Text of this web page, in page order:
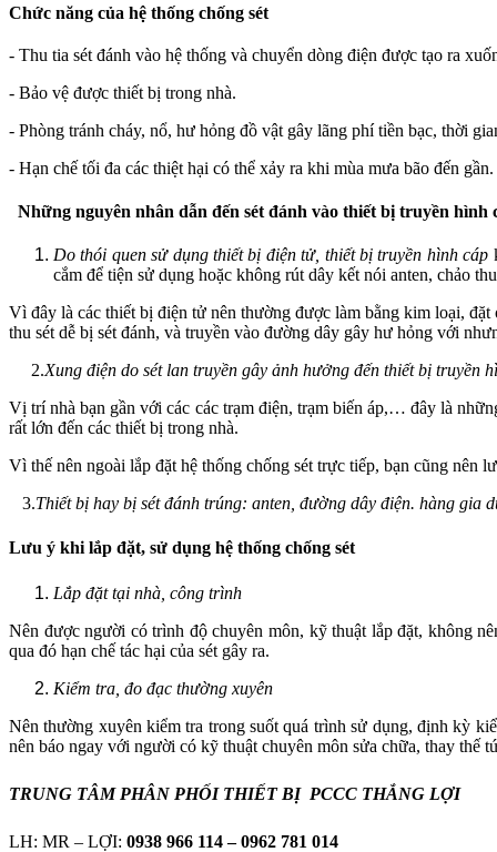
Chức năng của hệ thống chống sét
- Thu tia sét đánh vào hệ thống và chuyển dòng điện được tạo ra
- Bảo vệ được thiết bị trong nhà.
- Phòng tránh cháy, nổ, hư hỏng đồ vật gây lãng phí tiền bạc, thời
- Hạn chế tối đa các thiệt hại có thể xảy ra khi mùa mưa bão đến gần.
Những nguyên nhân dẫn đến sét đánh vào thiết bị truyền hình
Do thói quen sử dụng thiết bị điện tử, thiết bị truyền hình cáp
cắm để tiện sử dụng hoặc không rút dây kết nói anten, chảo
Vì đây là các thiết bị điện tử nên thường được làm bằng kim loại,
thu sét dễ bị sét đánh, và truyền vào đường dây gây hư hỏng với
2.Xung điện do sét lan truyền gây ảnh hưởng đến thiết bị truyền
Vị trí nhà bạn gần với các các trạm điện, trạm biến áp,… đây là
rất lớn đến các thiết bị trong nhà.
Vì thế nên ngoài lắp đặt hệ thống chống sét trực tiếp, bạn cũng nên
3.Thiết bị hay bị sét đánh trúng: anten, đường dây điện. hàng gia
Lưu ý khi lắp đặt, sử dụng hệ thống chống sét
Lắp đặt tại nhà, công trình
Nên được người có trình độ chuyên môn, kỹ thuật lắp đặt, không
qua đó hạn chế tác hại của sét gây ra.
Kiểm tra, đo đạc thường xuyên
Nên thường xuyên kiểm tra trong suốt quá trình sử dụng, định kỳ
nên báo ngay với người có kỹ thuật chuyên môn sửa chữa, thay thế
TRUNG TÂM PHÂN PHỐI THIẾT BỊ PCCC THẮNG LỢI
LH: MR – LỢI: 0938 966 114 – 0962 781 014